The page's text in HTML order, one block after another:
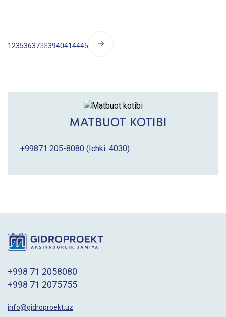
12353637383940414445
MATBUOT KOTIBI
+99871 205-8080 (Ichki. 4030).
+998 71 2058080
+998 71 2075755
info@gidroproekt.uz